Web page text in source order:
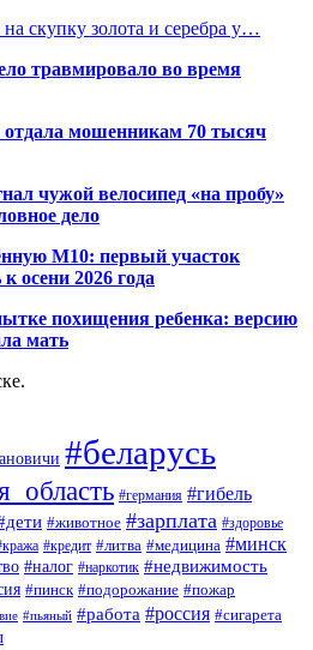
скупку золота и серебра у…
травмировало во время
отдала мошенникам 70 тысяч
чужой велосипед «на пробу»
дело
М10: первый участок
осени 2026 года
похищения ребенка: версию
мать
#беларусь
#германия #гибель
#животное #зарплата #здоровье
#кредит #литва #медицина #минск
#налог #наркотик #недвижимость
#пинск #подорожание #пожар
#пьяный #работа #россия #сигарета